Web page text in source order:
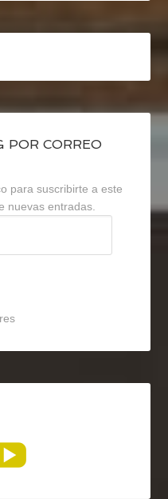
POR CORREO
para suscribirte a este
nuevas entradas.